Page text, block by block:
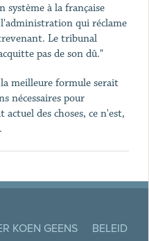
système à la française
qui réclame
Le tribunal
pas de son dû."
meilleure formule serait
nécessaires pour
des choses, ce n'est,
KOEN GEENS
BELEID